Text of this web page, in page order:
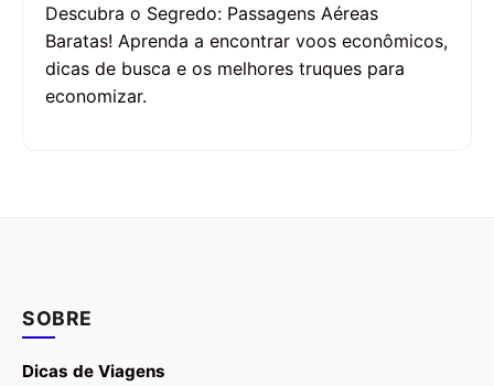
Descubra o Segredo: Passagens Aéreas
Baratas! Aprenda a encontrar voos econômicos,
dicas de busca e os melhores truques para
economizar.
SOBRE
Dicas de Viagens